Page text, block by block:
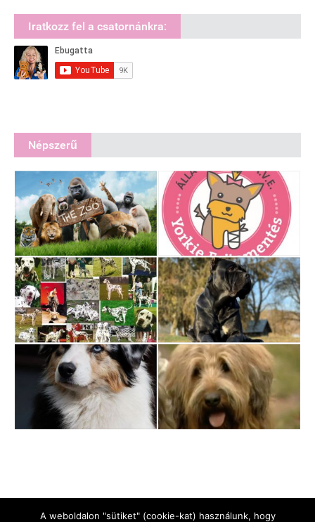
Iratkozz fel a csatornánkra:
Népszerű
A weboldalon "sütiket" (cookie-kat) használunk, hogy